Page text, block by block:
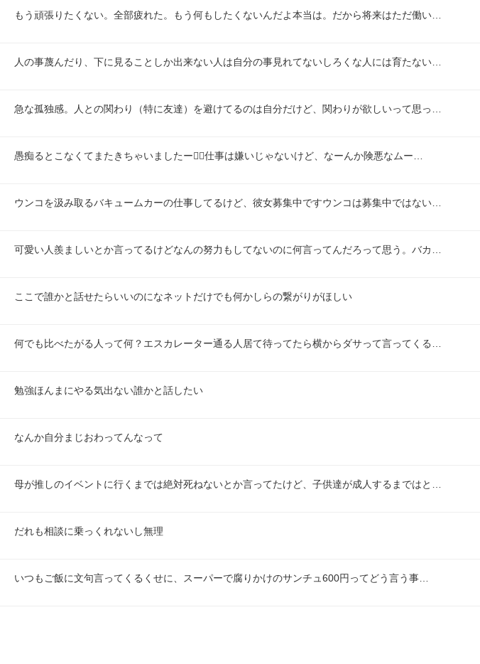
もう頑張りたくない。全部疲れた。もう何もしたくないんだよ本当は。だから将来はただ働い…
人の事蔑んだり、下に見ることしか出来ない人は自分の事見れてないしろくな人には育たない…
急な孤独感。人との関わり（特に友達）を避けてるのは自分だけど、関わりが欲しいって思っ…
愚痴るとこなくてまたきちゃいましたー😮‍💨仕事は嫌いじゃないけど、なーんか険悪なムー…
ウンコを汲み取るバキュームカーの仕事してるけど、彼女募集中ですウンコは募集中ではない…
可愛い人羨ましいとか言ってるけどなんの努力もしてないのに何言ってんだろって思う。バカ…
ここで誰かと話せたらいいのになネットだけでも何かしらの繋がりがほしい
何でも比べたがる人って何？エスカレーター通る人居て待ってたら横からダサって言ってくる…
勉強ほんまにやる気出ない誰かと話したい
なんか自分まじおわってんなって
母が推しのイベントに行くまでは絶対死ねないとか言ってたけど、子供達が成人するまではと…
だれも相談に乗っくれないし無理
いつもご飯に文句言ってくるくせに、スーパーで腐りかけのサンチュ600円ってどう言う事…